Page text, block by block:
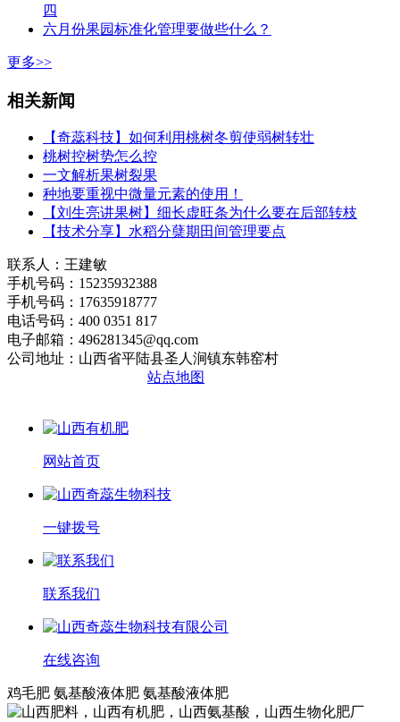
四
六月份果园标准化管理要做些什么？
更多>>
相关新闻
【奇蕊科技】如何利用桃树冬剪使弱树转壮
桃树控树势怎么控
一文解析果树裂果
种地要重视中微量元素的使用！
【刘生亮讲果树】细长虚旺条为什么要在后部转枝
【技术分享】水稻分蘖期田间管理要点
联系人：王建敏
手机号码：15235932388
手机号码：17635918777
电话号码：400 0351 817
电子邮箱：496281345@qq.com
公司地址：山西省平陆县圣人涧镇东韩窑村
站点地图
网站首页
一键拨号
联系我们
在线咨询
鸡毛肥 氨基酸液体肥 氨基酸液体肥